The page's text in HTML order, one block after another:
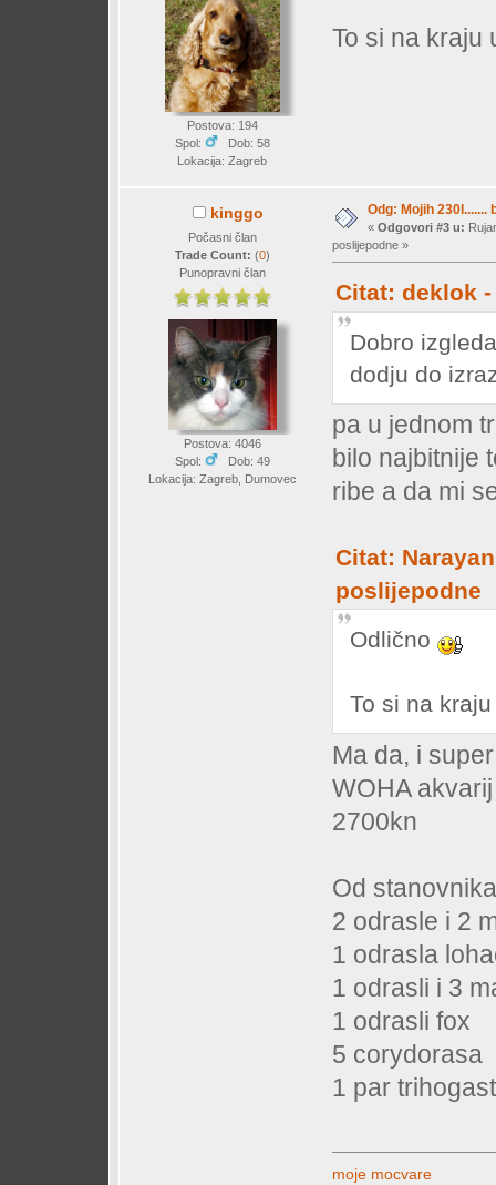
Postova: 194
Spol:
Dob: 58
Lokacija: Zagreb
To si na kraju
kinggo
Počasni član
Trade Count: (0)
Punopravni član
Postova: 4046
Spol:
Dob: 49
Lokacija: Zagreb, Dumovec
Odg: Mojih 230l.......
« Odgovori #3 u:
poslijepodne »
Citat: deklok
Dobro
dodju do
pa u jednom
bilo najbitnije
ribe a da mi
Citat:
poslijepodne
Odlično
To si na
Ma da, i
WOHA
2700kn
Od
2 odrasle i 2
1 odrasla
1 odrasli i 3
1 odrasli fox
5 corydorasa
1 par
moje mocvare